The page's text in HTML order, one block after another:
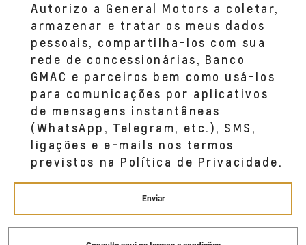
AUTONUNES (BOA VIAGEM)
Av. Fernando Simões Barbosa, 720
BOA VIAGEM RECIFE, PE 51020--390
(81) 3366-2525
Autorizo a General Motors a coletar,
armazenar e tratar os meus dados
pessoais, compartilha-los com sua
rede de concessionárias, Banco
GMAC e parceiros bem como usá-los
para comunicações por aplicativos
de mensagens instantâneas
(WhatsApp, Telegram, etc.), SMS,
ligações e e-mails nos termos
previstos na Política de Privacidade.
Enviar